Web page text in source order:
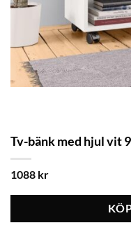
Tv-bänk med hjul vit
1088 kr